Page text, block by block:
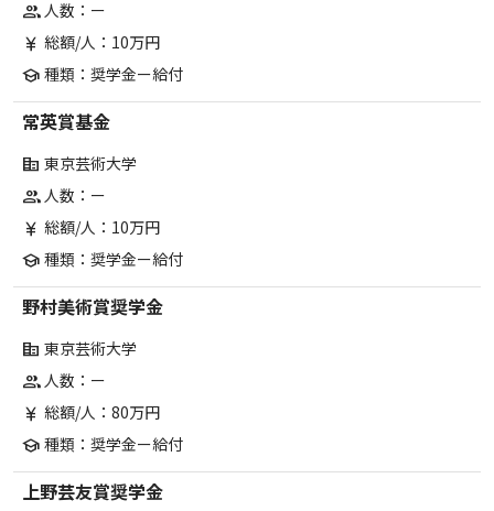
group人数：ー
currency_yen 総額/人：10万円
school 種類：奨学金ー給付
常英賞基金
corporate_fare 東京芸術大学
group人数：ー
currency_yen 総額/人：10万円
school 種類：奨学金ー給付
野村美術賞奨学金
corporate_fare 東京芸術大学
group人数：ー
currency_yen 総額/人：80万円
school 種類：奨学金ー給付
上野芸友賞奨学金